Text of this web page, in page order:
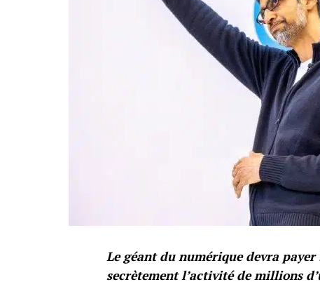
Le géant du numérique devra
secrètement l’activité de millions